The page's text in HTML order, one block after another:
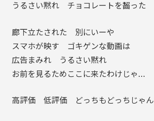
うるさい黙れ チョコレートを齧った
廊下立たされた 別にいーや
スマホが映す ゴキゲンな動画は
広告まみれ うるさい黙れ
お前を見るためここに来たわけじゃ…
高評価 低評価 どっちもどっちじゃん